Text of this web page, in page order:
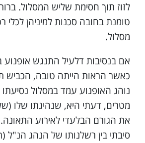
לזוז תוך חסימת שליש המסלול.
טומנת בחובה סכנות למיניהן לכלי
מסלול.
אם בנסיבות דלעיל התנגש אופנוע
כאשר הראות הייתה טובה, הכביש
נוהג האופנוע עמד במסלול
מטרים, דעתי היא, שנהיגתו שלו
את הגורם הבלעדי לאירוע
סיבתי בין רשלנותו של הנהג הנ"ל